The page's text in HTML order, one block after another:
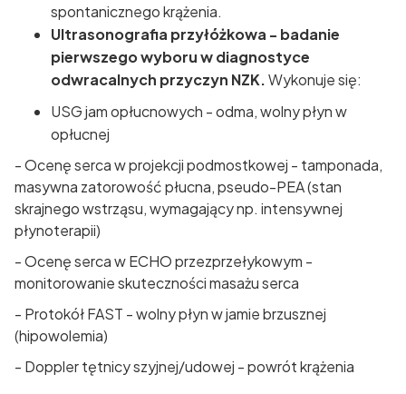
spontanicznego krążenia.
Ultrasonografia przyłóżkowa - badanie
pierwszego wyboru w diagnostyce
odwracalnych przyczyn NZK.Wykonuje się:
USG jam opłucnowych - odma, wolny płyn w
opłucnej
- Ocenę serca w projekcji podmostkowej - tamponada,
masywna zatorowość płucna, pseudo-PEA (stan
skrajnego wstrząsu, wymagający np. intensywnej
płynoterapii)
- Ocenę serca w ECHO przezprzełykowym -
monitorowanie skuteczności masażu serca
- Protokół FAST - wolny płyn w jamie brzusznej
(hipowolemia)
- Doppler tętnicy szyjnej/udowej - powrót krążenia